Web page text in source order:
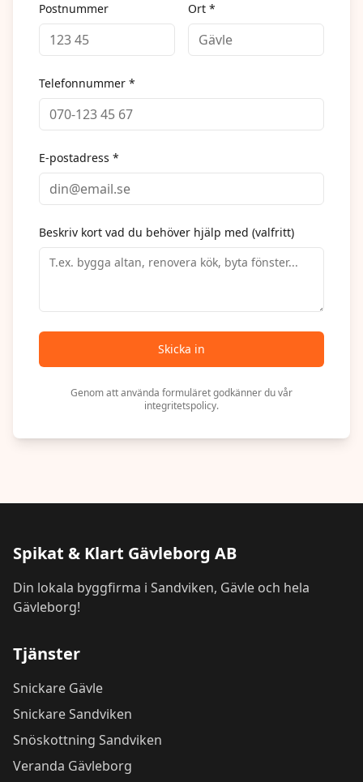
Postnummer Ort *
Telefonnummer *
E-postadress *
Beskriv kort vad du behöver hjälp med (valfritt)
Skicka in
Genom att använda formuläret godkänner du vår
integritetspolicy.
Spikat & Klart Gävleborg AB
Din lokala byggfirma i Sandviken, Gävle och hela
Gävleborg!
Tjänster
Snickare Gävle
Snickare Sandviken
Snöskottning Sandviken
Veranda Gävleborg